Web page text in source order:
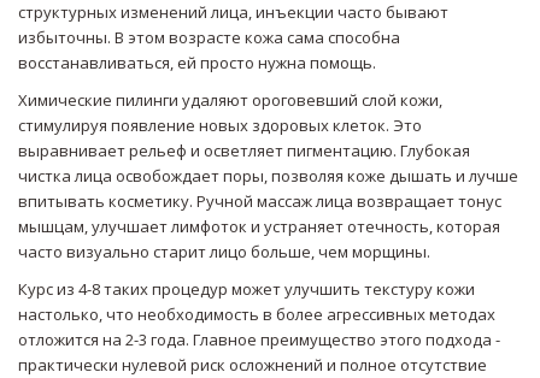
структурных изменений лица, инъекции часто бывают
избыточны. В этом возрасте кожа сама способна
восстанавливаться, ей просто нужна помощь.
Химические пилинги удаляют ороговевший слой кожи,
стимулируя появление новых здоровых клеток. Это
выравнивает рельеф и осветляет пигментацию. Глубокая
чистка лица освобождает поры, позволяя коже дышать и лучше
впитывать косметику. Ручной массаж лица возвращает тонус
мышцам, улучшает лимфоток и устраняет отечность, которая
часто визуально старит лицо больше, чем морщины.
Курс из 4-8 таких процедур может улучшить текстуру кожи
настолько, что необходимость в более агрессивных методах
отложится на 2-3 года. Главное преимущество этого подхода -
практически нулевой риск осложнений и полное отсутствие